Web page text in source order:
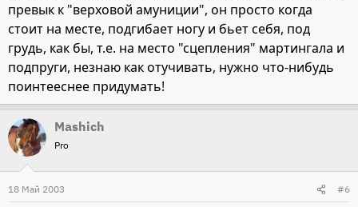
превык к "верховой амуниции", он просто когда
стоит на месте, подгибает ногу и бьет себя, под
грудь, как бы, т.е. на место "сцепления" мартингала и
подпруги, незнаю как отучивать, нужно что-нибудь
поинтееснее придумать!
Mashich
Pro
18 Май 2003 #6